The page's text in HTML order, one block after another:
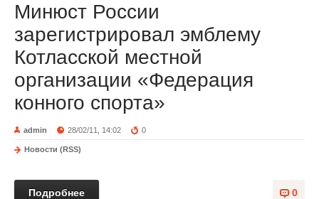
Минюст России
зарегистрировал эмблему
Котласской местной
организации «Федерация
конного спорта»
admin 28/02/11, 14:02 0
Новости (RSS)
0
Подробнее